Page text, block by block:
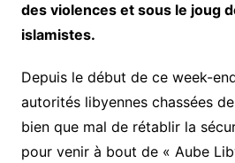
des violences et sous le joug
islamistes.
Depuis le début de ce week-
autorités libyennes chassées
bien que mal de rétablir la
pour venir à bout de « Aube